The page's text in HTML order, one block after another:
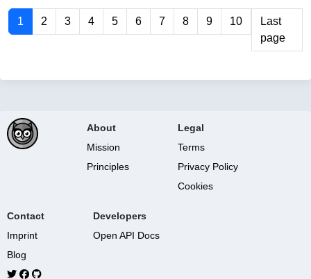
1 2 3 4 5 6 7 8 9 10
Last
page
About
Mission
Principles
Legal
Terms
Privacy Policy
Cookies
Contact
Imprint
Blog
Developers
Open API Docs